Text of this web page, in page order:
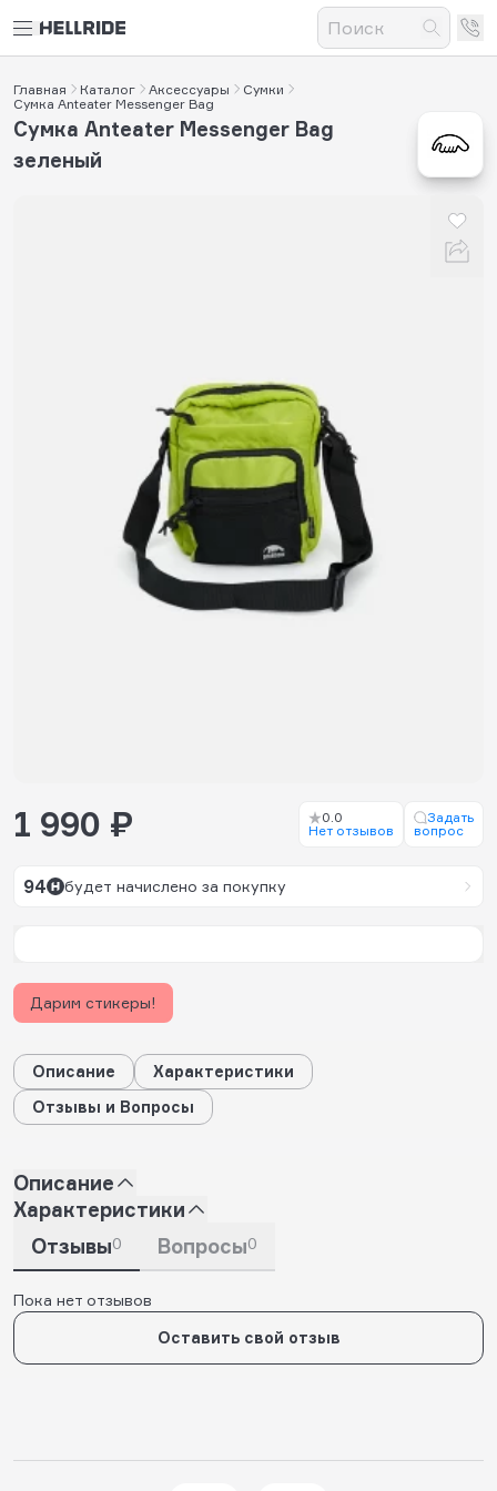
Главная Каталог Аксессуары
Сумки
Сумка Anteater Messenger Bag
Сумка Anteater Messenger Bag
зеленый
1 990 ₽
0.0
Нет отзывов
Задать
вопрос
94 будет начислено за покупку
Дарим стикеры!
Описание
Характеристики
Отзывы и Вопросы
Описание
Характеристики
Отзывы0 Вопросы0
Пока нет отзывов
Оставить свой отзыв